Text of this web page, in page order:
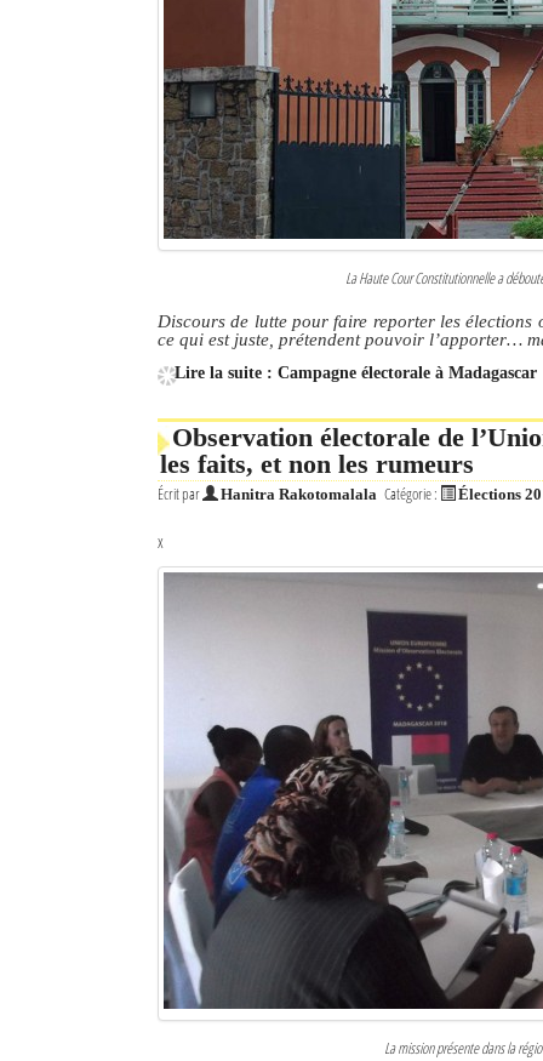
La Haute Cour Constitutionnelle a
Discours de lutte pour faire reporter les élections
ce qui est juste, prétendent pouvoir l’apporter…
Lire la suite : Campagne électorale à
Observation électorale de
les faits, et non les rumeurs
Écrit par Hanitra Rakotomalala Catégorie : Élections
x
La mission présente dans la